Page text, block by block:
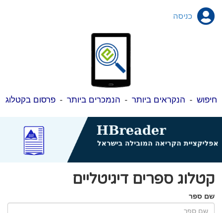
כניסה
חיפוש - הנקראים ביותר - הנמכרים ביותר -פרסום בקטלוג
קטלוג ספרים דיגיטליים
שם ספר